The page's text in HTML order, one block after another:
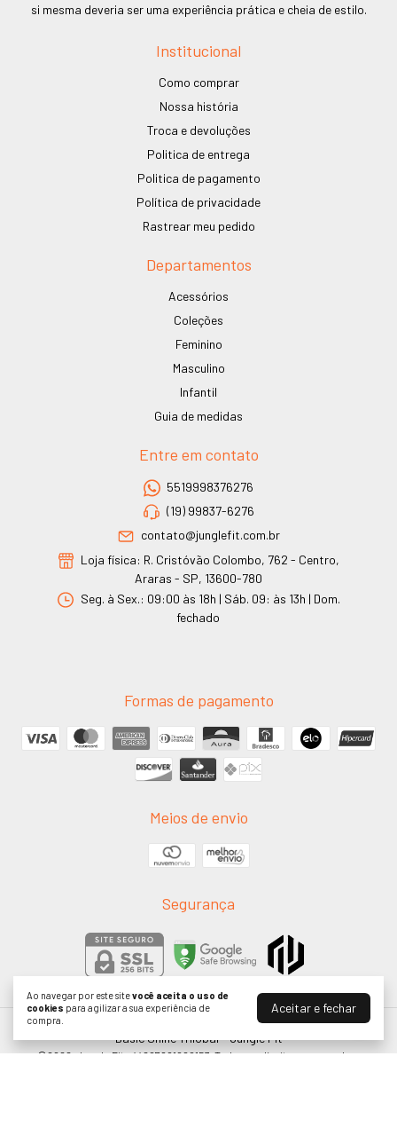
Ao navegar por este sitevocê aceita o uso de
cookies para agilizar a sua experiência de
compra.
Aceitar e fechar
si mesma deveria ser uma experiência prática e cheia de estilo.
Institucional
Como comprar
Nossa história
Troca e devoluções
Politica de entrega
Politica de pagamento
Política de privacidade
Rastrear meu pedido
Departamentos
Acessórios
Coleções
Feminino
Masculino
Infantil
Guia de medidas
Entre em contato
5519998376276
(19) 99837-6276
contato@junglefit.com.br
Loja física: R. Cristóvão Colombo, 762 - Centro,
Araras - SP, 13600-780
Seg. à Sex.: 09:00 às 18h | Sáb. 09: às 13h | Dom.
fechado
Formas de pagamento
Meios de envio
Segurança
Basic Shine Trilobal- Jungle Fit
©2026. Jungle Fit - 44207991000153. Todos os direitos reservados.